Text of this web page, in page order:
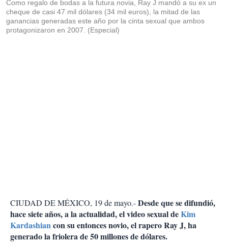
Como regalo de bodas a la futura novia, Ray J mandó a su ex un
cheque de casi 47 mil dólares (34 mil euros), la mitad de las
ganancias generadas este año por la cinta sexual que ambos
protagonizaron en 2007. (Especial)
CIUDAD DE MÉXICO, 19 de mayo.-Desde que se difundió,
hace siete años, a la actualidad, el video sexual deKim
Kardashiancon su entonces novio, el rapero Ray J, ha
generado la friolera de 50 millones de dólares.